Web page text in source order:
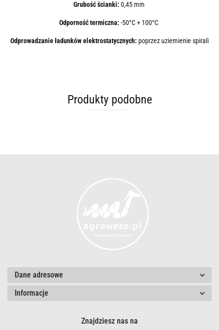
Grubość ścianki: 0,45 mm
Odporność termiczna: -50°C + 100°C
Odprowadzanie ładunków elektrostatycznych: poprzez uziemienie spirali
Produkty podobne
Dane adresowe
Informacje
Znajdziesz nas na